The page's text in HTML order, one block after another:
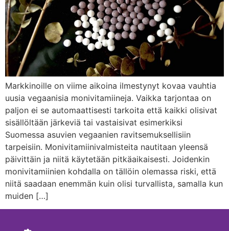
Markkinoille on viime aikoina ilmestynyt kovaa vauhtia
uusia vegaanisia monivitamiineja. Vaikka tarjontaa on
paljon ei se automaattisesti tarkoita että kaikki olisivat
sisällöltään järkeviä tai vastaisivat esimerkiksi
Suomessa asuvien vegaanien ravitsemuksellisiin
tarpeisiin. Monivitamiinivalmisteita nautitaan yleensä
päivittäin ja niitä käytetään pitkäaikaisesti. Joidenkin
monivitamiinien kohdalla on tällöin olemassa riski, että
niitä saadaan enemmän kuin olisi turvallista, samalla kun
muiden […]